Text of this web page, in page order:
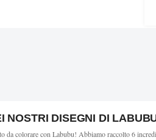
NOSTRI DISEGNI DI
da colorare con Labubu! Abbiamo raccolto 6